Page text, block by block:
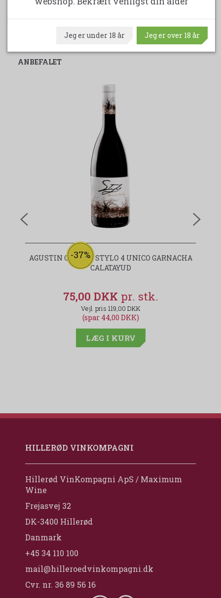
ANBEFALET
-37%
AGUSTIN CUBERO STYLO 4 UNICO GARNACHA
CALATAYUD
75,00 DKK
119,00 DKK
(spar 44,00 DKK)
LÆG I KURV
HILLERØD VINKOMPAGNI
Hillerød VinKompagni ApS / Maximum
Wine
Frejasvej 32
DK-3400 Hillerød
Danmark
+45 34 110 100
mail@hilleroedvinkompagni.dk
Cvr. nr. 36 89 56 16
Jeg er under 18 år Jeg er over 18 år